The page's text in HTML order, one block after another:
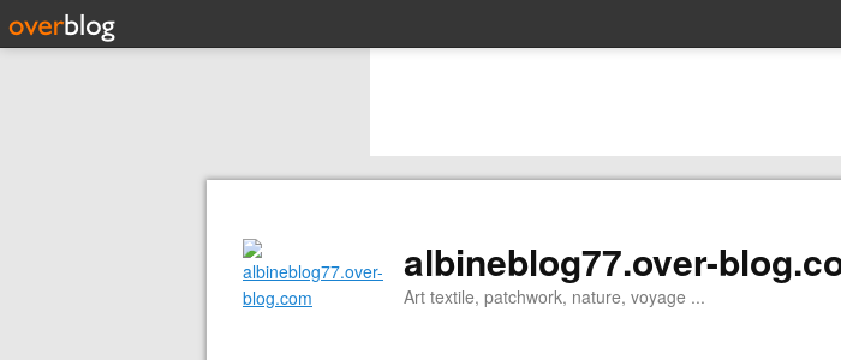
albineblog77.over-
Art textile, patchwork, nature, voyage ...